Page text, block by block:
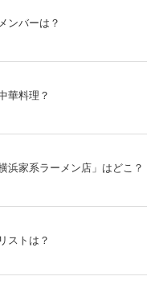
ンバーは？
華料理？
浜家系ラーメン店」はどこ？
ストは？